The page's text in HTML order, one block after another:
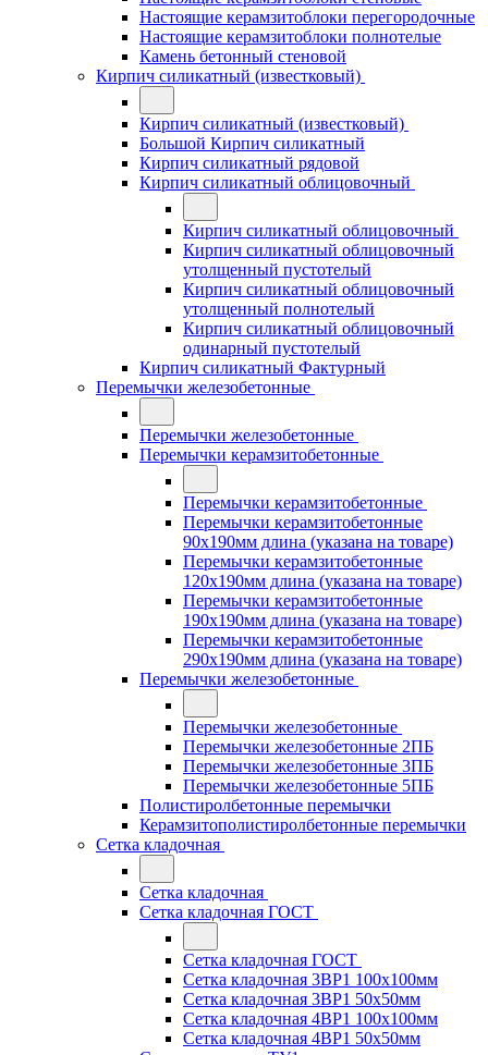
Настоящие керамзитоблоки перегородочные
Настоящие керамзитоблоки полнотелые
Камень бетонный стеновой
Кирпич силикатный (известковый)
Кирпич силикатный (известковый)
Большой Кирпич силикатный
Кирпич силикатный рядовой
Кирпич силикатный облицовочный
Кирпич силикатный облицовочный
Кирпич силикатный облицовочный
утолщенный пустотелый
Кирпич силикатный облицовочный
утолщенный полнотелый
Кирпич силикатный облицовочный
одинарный пустотелый
Кирпич силикатный Фактурный
Перемычки железобетонные
Перемычки железобетонные
Перемычки керамзитобетонные
Перемычки керамзитобетонные
Перемычки керамзитобетонные
90x190мм длина (указана на товаре)
Перемычки керамзитобетонные
120x190мм длина (указана на товаре)
Перемычки керамзитобетонные
190x190мм длина (указана на товаре)
Перемычки керамзитобетонные
290x190мм длина (указана на товаре)
Перемычки железобетонные
Перемычки железобетонные
Перемычки железобетонные 2ПБ
Перемычки железобетонные 3ПБ
Перемычки железобетонные 5ПБ
Полистиролбетонные перемычки
Керамзитополистиролбетонные перемычки
Сетка кладочная
Сетка кладочная
Сетка кладочная ГОСТ
Сетка кладочная ГОСТ
Сетка кладочная 3ВР1 100x100мм
Сетка кладочная 3ВР1 50x50мм
Сетка кладочная 4ВР1 100x100мм
Сетка кладочная 4ВР1 50x50мм